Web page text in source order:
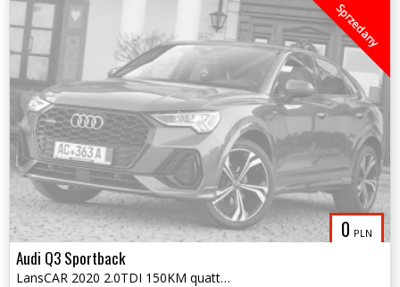
0 PLN
Sprzedany
Audi Q3 Sportback
LansCAR 2020 2.0TDI 150KM quattro SLine VirtualCocpitSkóraNavKameraLED